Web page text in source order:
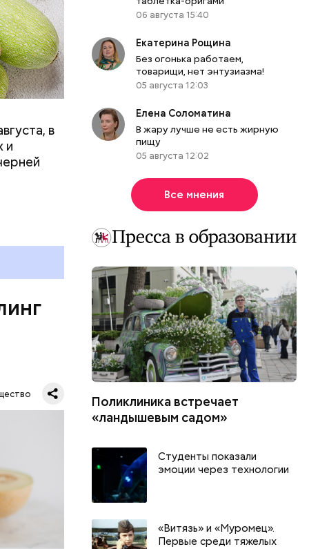
в
и
у
06 августа 15:40
Екатерина Рощина
Без огонька работаем,
товарищи, нет энтузиазма!
05 августа 12:03
Елена Соломатина
В жару лучше не есть жирную
пищу
05 августа 12:02
Все мнения
Поликлиника встречает
«ландышевым садом»
Студенты показали
эмоции через технологии
«Витязь» и «Муромец».
Первые среди тяжелых